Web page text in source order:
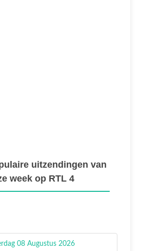
uitzendingen van
week op RTL 4
08 Augustus 2026